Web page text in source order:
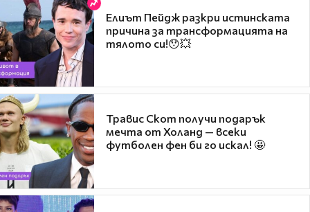
Елиът Пейдж разкри истинската
причина за трансформацията на
тялото си!😯💥
Травис Скот получи подарък
мечта от Холанд — всеки
футболен фен би го искал! 🤩